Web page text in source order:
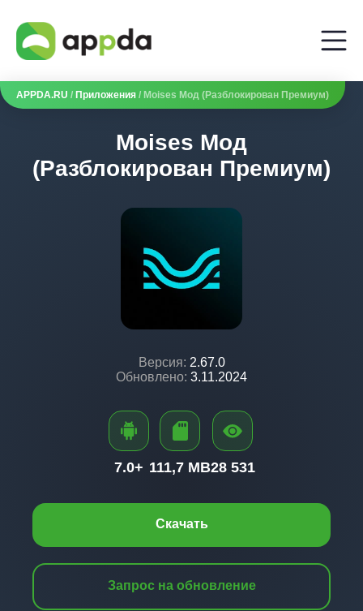
APPDA.RU / Приложения / Moises Мод (Разблокирован Премиум)
Moises Мод
(Разблокирован Премиум)
Версия: 2.67.0
Обновлено: 3.11.2024
Скачать
Запрос на обновление
7.0+ 111,7 MB28 531